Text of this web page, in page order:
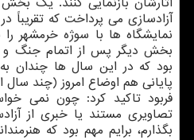
آزادسازی می پرداخت كه
نمایشگاه ها با سوژه خرمشهر
بخش دیگر پس از اتمام جنگ و
بود كه در این سال ها چندان
پایانی هم اوضاع امروز (چند سال
فربود تاكید كرد: چون نمی
تصاویری مستند یا خبری از
بگذارم، برایم مهم بود كه